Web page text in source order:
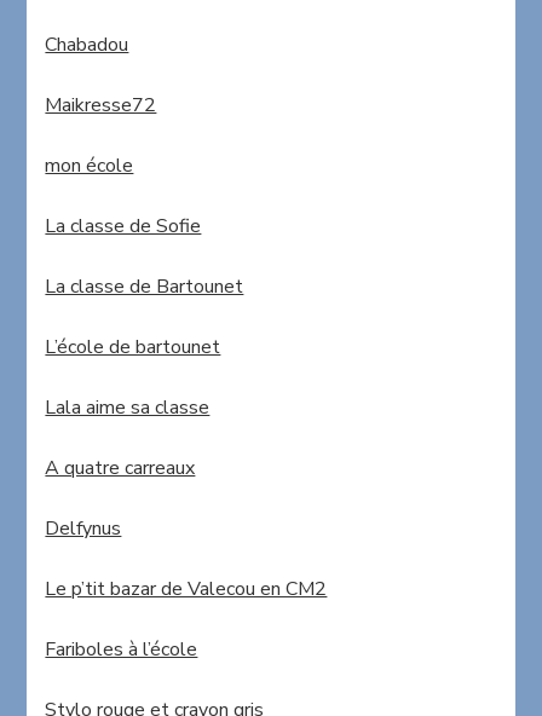
Chabadou
Maikresse72
mon école
La classe de Sofie
La classe de Bartounet
L’école de bartounet
Lala aime sa classe
A quatre carreaux
Delfynus
Le p’tit bazar de Valecou en CM2
Fariboles à l’école
Stylo rouge et crayon gris